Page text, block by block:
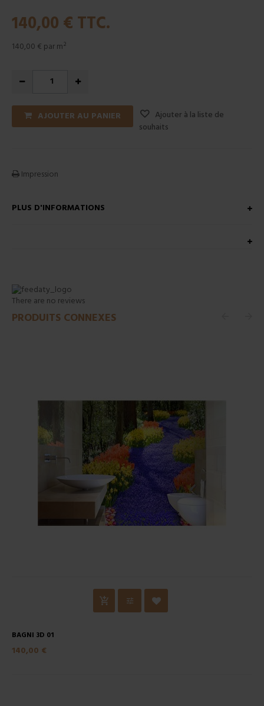
140,00 € TTC.
140,00 € par m²
AJOUTER AU PANIER
Ajouter à la liste de
souhaits
Impression
PLUS D'INFORMATIONS
There are no reviews
PRODUITS CONNEXES
BAGNI 3D 01
140,00 €